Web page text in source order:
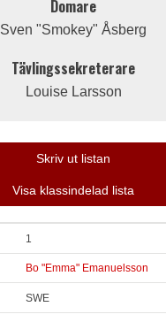
Domare
Sven "Smokey" Åsberg
Tävlingssekreterare
Louise Larsson
Skriv ut listan
Visa klassindelad lista
1
Bo "Emma" Emanuelsson
SWE